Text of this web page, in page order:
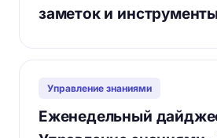
заметок и
Управление знаниями
Еженедельный